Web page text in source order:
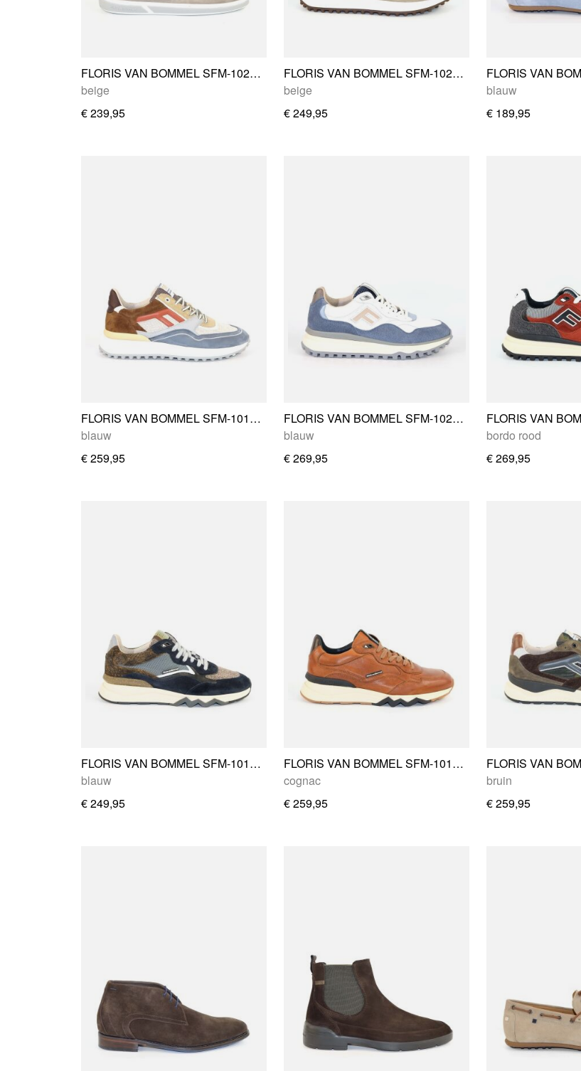
FLORIS VAN BOMMEL SFM-10208-22-02
beige
€ 239,95
FLORIS VAN BOMMEL SFM-10223-22-02
beige
€ 249,95
blauw
€ 189,95
FLORIS VAN BOMMEL SFM-10139-42-05
blauw
€ 259,95
FLORIS VAN BOMMEL SFM-10238-40-01
blauw
€ 269,95
bordo rood
€ 269,95
FLORIS VAN BOMMEL SFM-10178-41-01
blauw
€ 249,95
FLORIS VAN BOMMEL SFM-10136-23-05
cognac
€ 259,95
bruin
€ 259,95